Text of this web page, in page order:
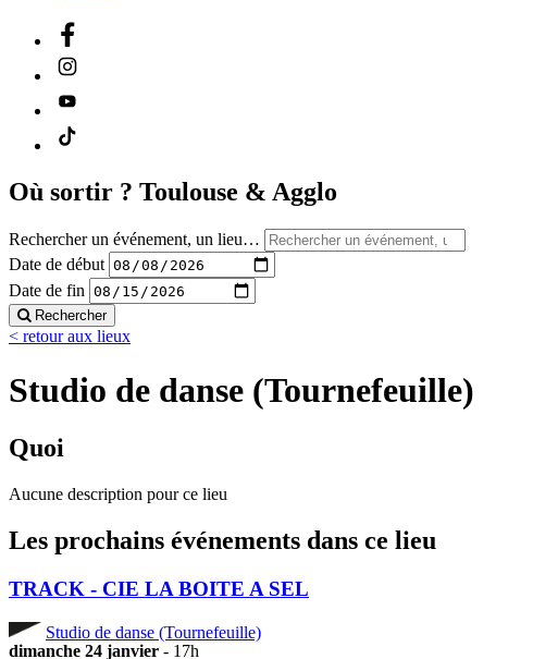
Où sortir ? Toulouse & Agglo
Rechercher un événement, un lieu…
Date de début
Date de fin
Rechercher
< retour aux lieux
Studio de danse (Tournefeuille)
Quoi
Aucune description pour ce lieu
Les prochains événements dans ce lieu
TRACK - CIE LA BOITE A SEL
Studio de danse (Tournefeuille)
dimanche 24 janvier - 17h